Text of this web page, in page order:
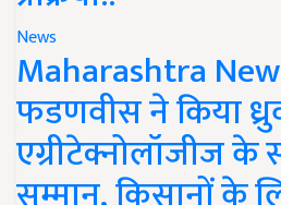
News
Maharashtra
फडणवीस ने किया
एग्रीटेक्नोलॉजीज के